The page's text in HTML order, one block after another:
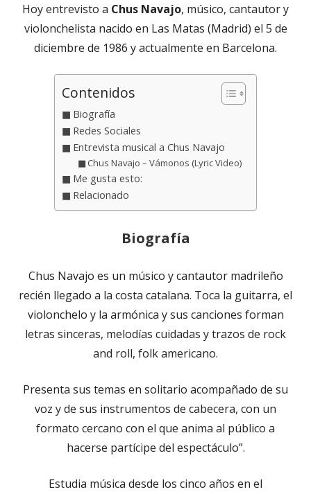
Hoy entrevisto a Chus Navajo, músico, cantautor y
violonchelista nacido en Las Matas (Madrid) el 5 de
diciembre de 1986 y actualmente en Barcelona.
Contenidos
Biografía
Redes Sociales
Entrevista musical a Chus Navajo
Chus Navajo – Vámonos (Lyric Video)
Me gusta esto:
Relacionado
Biografía
Chus Navajo es un músico y cantautor madrileño
recién llegado a la costa catalana. Toca la guitarra, el
violonchelo y la armónica y sus canciones forman
letras sinceras, melodías cuidadas y trazos de rock
and roll, folk americano.
Presenta sus temas en solitario acompañado de su
voz y de sus instrumentos de cabecera, con un
formato cercano con el que anima al público a
hacerse partícipe del espectáculo”.
Estudia música desde los cinco años en el